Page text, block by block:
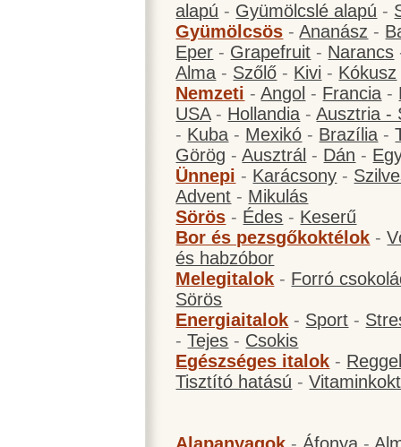
alapú - Gyümölcslé alapú -
Gyümölcsös -Ananász -
Eper - Grapefruit - Narancs
Alma - Szőlő - Kivi - Kókusz
Nemzeti -Angol - Francia -
USA- Hollandia -Ausztria -
- Kuba - Mexikó - Brazília -
Görög -Ausztrál - Dán -
Ünnepi - Karácsony -
Advent - Mikulás
Sörös - Édes - Keserű
Bor és pezsgőkoktélok -
és habzóbor
Melegitalok - Forró
Sörös
Energiaitalok - Sport -
-Tejes - Csokis
Egészséges italok -
Tisztító hatású -